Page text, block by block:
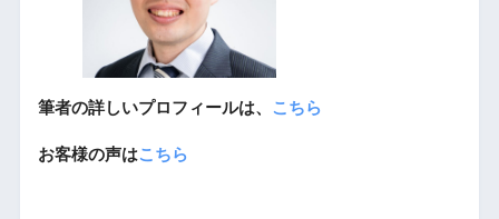
筆者の詳しいプロフィールは、 こちら
お客様の声はこちら